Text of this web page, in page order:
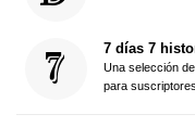
7 días 7
Una selección
para suscriptores